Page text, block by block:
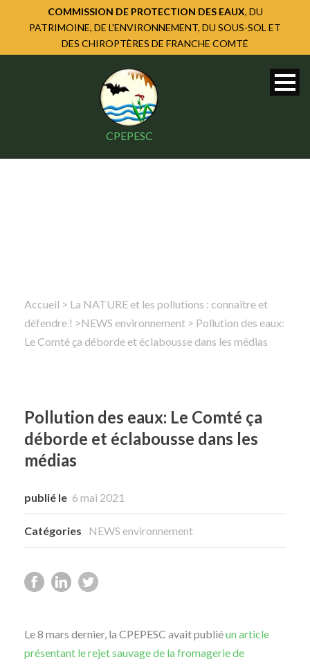
COMMISSION DE PROTECTION DES EAUX, DU
PATRIMOINE, DE L'ENVIRONNEMENT, DU SOUS-SOL ET
DES CHIROPTÈRES DE FRANCHE COMTÉ
CPEPESC
Rechercher
Accueil > La NATURE et les pollutions : connaître et
défendre ! >NEWS environnement > Pollution des eaux:
Le Comté ça déborde et éclabousse dans les médias
Pollution des eaux: Le Comté ça
déborde et éclabousse dans les
médias
publié le 6 mai 2021
Catégories NEWS environnement
Le 8 mars dernier, la CPEPESC avait publiéun article
présentant le rejet sauvage de la fromagerie de